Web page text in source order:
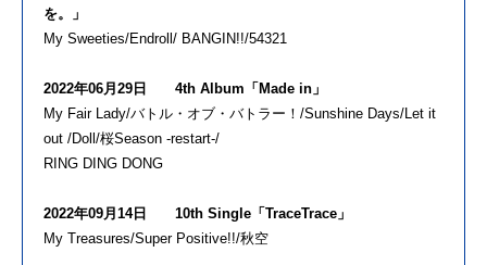
を。」
My Sweeties/Endroll/ BANGIN!!/54321
2022年06月29日 4th Album「Made in」
My Fair Lady/バトル・オブ・バトラー！/Sunshine Days/Let it
out /Doll/桜Season -restart-/
RING DING DONG
2022年09月14日 10th Single「TraceTrace」
My Treasures/Super Positive!!/秋空